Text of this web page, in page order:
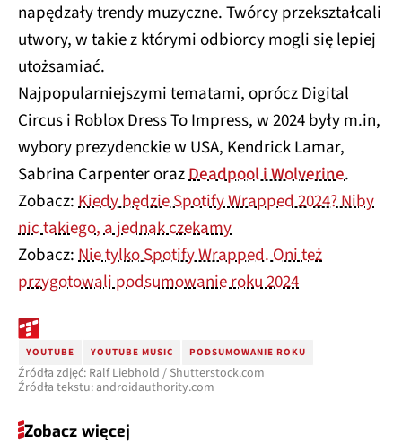
napędzały trendy muzyczne. Twórcy przekształcali
utwory, w takie z którymi odbiorcy mogli się lepiej
utożsamiać.
Najpopularniejszymi tematami, oprócz Digital
Circus i Roblox Dress To Impress, w 2024 były m.in,
wybory prezydenckie w USA, Kendrick Lamar,
Sabrina Carpenter orazDeadpool i Wolverine.
Zobacz:Kiedy będzie Spotify Wrapped 2024? Niby
nic takiego, a jednak czekamy
Zobacz:Nie tylko Spotify Wrapped. Oni też
przygotowali podsumowanie roku 2024
YOUTUBE YOUTUBE MUSIC PODSUMOWANIE ROKU
Źródła zdjęć: Ralf Liebhold / Shutterstock.com
Źródła tekstu: androidauthority.com
Zobacz więcej